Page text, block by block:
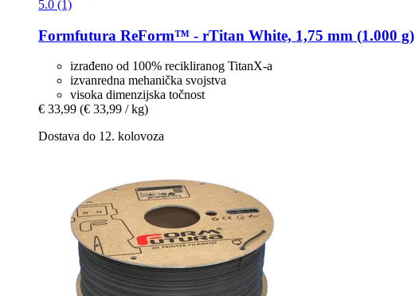
5.0 (1)
Formfutura ReForm™ -​ rTitan White, 1,75 mm (1.000 g)
izrađeno od 100% recikliranog TitanX-a
izvanredna mehanička svojstva
visoka dimenzijska točnost
€ 33,99 (€ 33,99 / kg)
Dostava do 12. kolovoza